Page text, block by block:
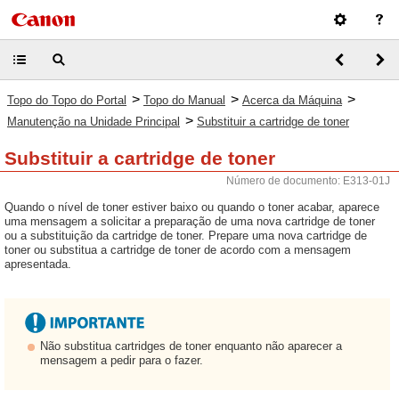
Topo do Topo do Portal > Topo do Manual > Acerca da Máquina >
Manutenção na Unidade Principal > Substituir a cartridge de toner
Substituir a cartridge de toner
Número de documento: E313-01J
Quando o nível de toner estiver baixo ou quando o toner acabar, aparece
uma mensagem a solicitar a preparação de uma nova cartridge de toner
ou a substituição da cartridge de toner. Prepare uma nova cartridge de
toner ou substitua a cartridge de toner de acordo com a mensagem
apresentada.
Não substitua cartridges de toner enquanto não aparecer a
mensagem a pedir para o fazer.